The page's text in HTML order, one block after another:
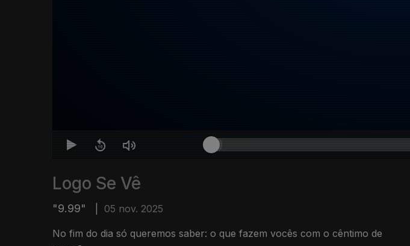
Logo Se Vê
"9.99" 05 nov. 2025
No fim do dia só queremos saber: o que fazem vocês com o cêntimo de